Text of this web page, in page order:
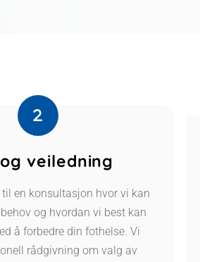
veiledning
en konsultasjon hvor vi kan
og hvordan vi best kan
å forbedre din fothelse. Vi
rådgivning om valg av